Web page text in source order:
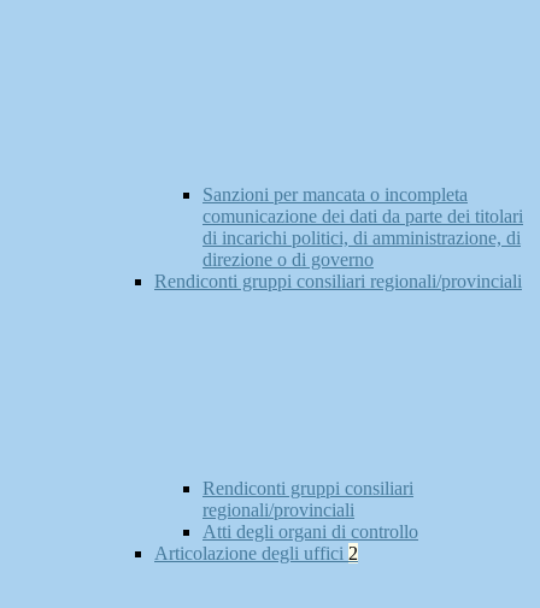
Sanzioni per mancata o incompleta
comunicazione dei dati da parte dei titolari
di incarichi politici, di amministrazione, di
direzione o di governo
Rendiconti gruppi consiliari regionali/provinciali
Rendiconti gruppi consiliari
regionali/provinciali
Atti degli organi di controllo
Articolazione degli uffici 2